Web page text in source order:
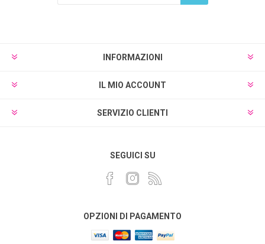
INFORMAZIONI
IL MIO ACCOUNT
SERVIZIO CLIENTI
SEGUICI SU
OPZIONI DI PAGAMENTO